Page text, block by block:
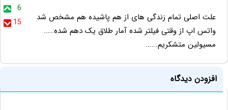
6
15
علت اصلی تمام زندگی های از هم پاشیده هم مشخص شد
واتس اپ از وقتی فیلتر شده آمار طلاق یک دهم شده.....
مسیولین متشکریم......
افزودن دیدگاه